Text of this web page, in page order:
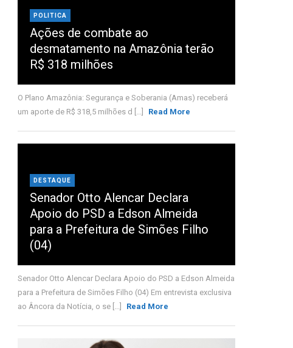
POLITICA
Ações de combate ao
desmatamento na Amazônia terão
R$ 318 milhões
O Plano Amazônia: Segurança e Soberania (Amas) receberá
um aporte de R$ 318,5 milhões d [...]
Read More
DESTAQUE
Senador Otto Alencar Declara
Apoio do PSD a Edson Almeida
para a Prefeitura de Simões Filho
(04)
Senador Otto Alencar Declara Apoio do PSD a Edson Almeida
para a Prefeitura de Simões Filho (04) Em entrevista exclusiva
ao Âncora da Notícia, o se [...]
Read More